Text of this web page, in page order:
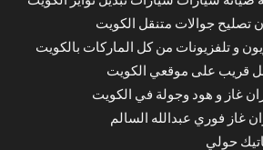
تصليح جوالات متنقل الكويت
و تلفزيونات من كل الماركات بالكويت
قريب على موقعي الكويت
غاز و هود وجولة في الكويت
غاز فوري عبدالله السالم
حولي